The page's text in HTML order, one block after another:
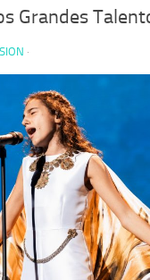
Grandes
·